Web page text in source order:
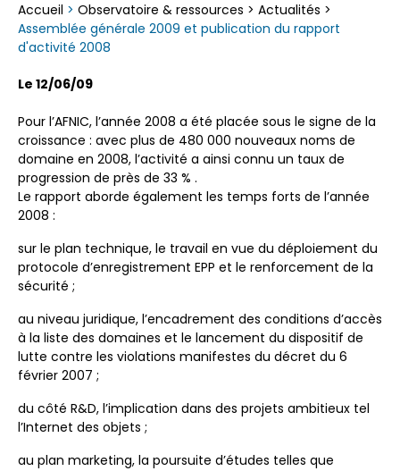
Accueil > Observatoire & ressources > Actualités >
Assemblée générale 2009 et publication du rapport
d'activité 2008
Le 12/06/09
Pour l’AFNIC, l’année 2008 a été placée sous le signe de la
croissance : avec plus de 480 000 nouveaux noms de
domaine en 2008, l’activité a ainsi connu un taux de
progression de près de 33 % .
Le rapport aborde également les temps forts de l’année
2008 :
sur le plan technique, le travail en vue du déploiement du
protocole d’enregistrement EPP et le renforcement de la
sécurité ;
au niveau juridique, l’encadrement des conditions d’accès
à la liste des domaines et le lancement du dispositif de
lutte contre les violations manifestes du décret du 6
février 2007 ;
du côté R&D, l’implication dans des projets ambitieux tel
l’Internet des objets ;
au plan marketing, la poursuite d’études telles que